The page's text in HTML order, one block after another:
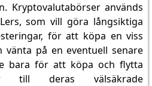
Kryptovalutabörser används
som vill göra långsiktiga
för att köpa en viss
vänta på en eventuell senare
bara för att köpa och flytta
till deras välsäkrade